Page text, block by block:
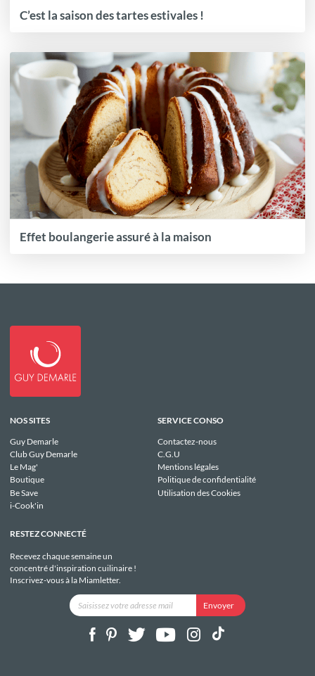
C’est la saison des tartes estivales !
Effet boulangerie assuré à la maison
NOS SITES
Guy Demarle
Club Guy Demarle
Le Mag'
Boutique
Be Save
i-Cook'in
SERVICE CONSO
Contactez-nous
C.G.U
Mentions légales
Politique de confidentialité
Utilisation des Cookies
RESTEZ CONNECTÉ
Recevez chaque semaine un
concentré d'inspiration cuilinaire !
Inscrivez-vous à la Miamletter.